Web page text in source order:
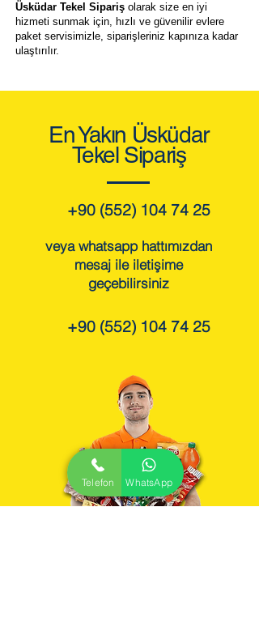
Üsküdar Tekel Sipariş olarak size en iyi
hizmeti sunmak için, hızlı ve güvenilir evlere
paket servisimizle, siparişleriniz kapınıza kadar
ulaştırılır.
En Yakın Üsküdar
Tekel Sipariş
+90 (552) 104 74 25
veya whatsapp hattımızdan
mesaj ile iletişime
geçebilirsiniz
+90 (552) 104 74 25
Telefon WhatsApp